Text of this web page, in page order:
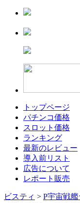
トップページ
パチンコ価格
スロット価格
ランキング
最新のレビュー
導入前リスト
広告について
レポート販売
ビスティ > P宇宙戦